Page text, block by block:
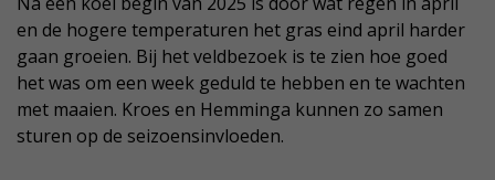
en de hogere temperaturen het gras eind april harder
gaan groeien. Bij het veldbezoek is te zien hoe goed
het was om een week geduld te hebben en te wachten
met maaien. Kroes en Hemminga kunnen zo samen
sturen op de seizoensinvloeden.